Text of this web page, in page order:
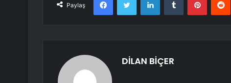
Paylaş
DİLAN BİÇER